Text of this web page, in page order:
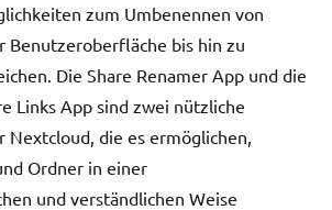
zum Umbenennen von
Benutzeroberfläche bis hin zu
Die Share Renamer App und die
Links App sind zwei nützliche
die es ermöglichen,
Ordner in einer
und verständlichen Weise